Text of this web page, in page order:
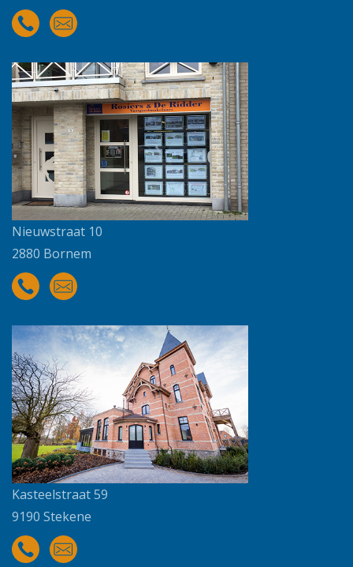
Nieuwstraat 10
2880 Bornem
Kasteelstraat 59
9190 Stekene